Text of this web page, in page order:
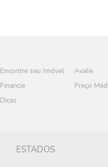
Encontre seu Imóvel
Avalie
Financie
Preço
Dicas
ESTADOS